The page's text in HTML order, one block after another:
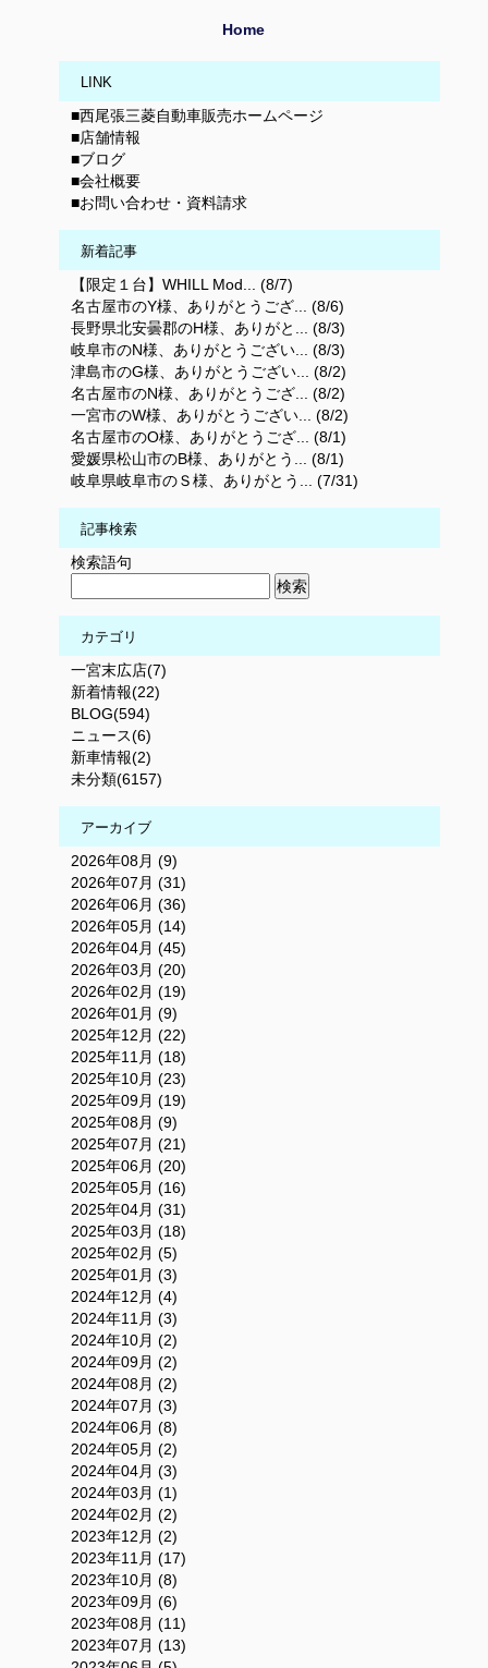
Home
LINK
■西尾張三菱自動車販売ホームページ
■店舗情報
■ブログ
■会社概要
■お問い合わせ・資料請求
新着記事
【限定１台】WHILL Mod... (8/7)
名古屋市のY様、ありがとうござ... (8/6)
長野県北安曇郡のH様、ありがと... (8/3)
岐阜市のN様、ありがとうござい... (8/3)
津島市のG様、ありがとうござい... (8/2)
名古屋市のN様、ありがとうござ... (8/2)
一宮市のW様、ありがとうござい... (8/2)
名古屋市のO様、ありがとうござ... (8/1)
愛媛県松山市のB様、ありがとう... (8/1)
岐阜県岐阜市のＳ様、ありがとう... (7/31)
記事検索
検索語句
カテゴリ
一宮末広店(7)
新着情報(22)
BLOG(594)
ニュース(6)
新車情報(2)
未分類(6157)
アーカイブ
2026年08月 (9)
2026年07月 (31)
2026年06月 (36)
2026年05月 (14)
2026年04月 (45)
2026年03月 (20)
2026年02月 (19)
2026年01月 (9)
2025年12月 (22)
2025年11月 (18)
2025年10月 (23)
2025年09月 (19)
2025年08月 (9)
2025年07月 (21)
2025年06月 (20)
2025年05月 (16)
2025年04月 (31)
2025年03月 (18)
2025年02月 (5)
2025年01月 (3)
2024年12月 (4)
2024年11月 (3)
2024年10月 (2)
2024年09月 (2)
2024年08月 (2)
2024年07月 (3)
2024年06月 (8)
2024年05月 (2)
2024年04月 (3)
2024年03月 (1)
2024年02月 (2)
2023年12月 (2)
2023年11月 (17)
2023年10月 (8)
2023年09月 (6)
2023年08月 (11)
2023年07月 (13)